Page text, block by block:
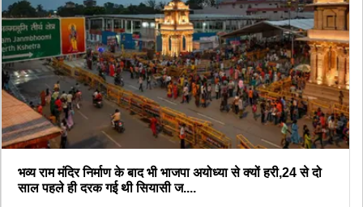
भव्य राम मंदिर निर्माण के बाद भी भाजपा अयोध्या से क्यों हरी,24 से दो
साल पहले ही दरक गई थी सियासी ज....